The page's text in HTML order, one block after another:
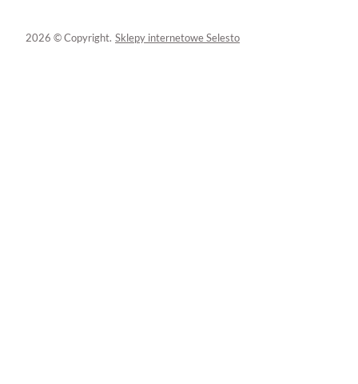
2026 © Copyright. Sklepy internetowe Selesto